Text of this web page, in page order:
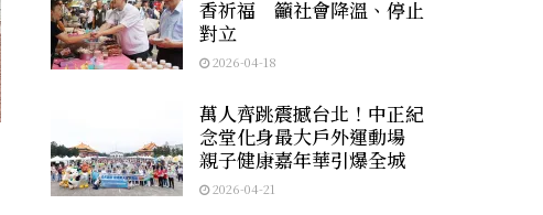
香祈福 籲社會降溫、停止
對立
2026-04-18
萬人齊跳震撼台北！中正紀
念堂化身最大戶外運動場
親子健康嘉年華引爆全城
2026-04-21